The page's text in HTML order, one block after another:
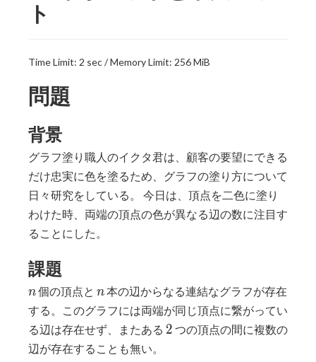
ト
Time Limit: 2 sec / Memory Limit: 256 MiB
問題
背景
グラフ塗り職人のイクタ君は、顧客の要望にできる
だけ忠実に色を塗るため、グラフの塗り方について
日々研究をしている。 今日は、頂点を二色に塗り
わけた時、両端の頂点の色が異なる辺の数に注目す
ることにした。
課題
n
n個の頂点と n
n本の辺からなる連結なグラフが存在
する。このグラフには両端が同じ頂点に繋がってい
る辺は存在せず、またある 2
2 つの頂点の間に複数の
辺が存在することも無い。